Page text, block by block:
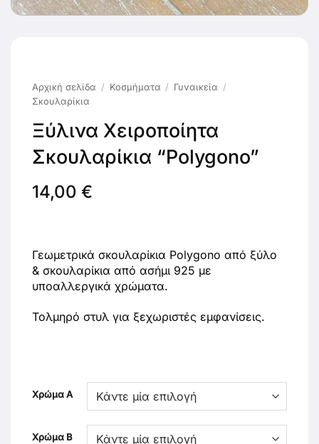
Αρχική σελίδα / Κοσμήματα / Γυναικεία /
Σκουλαρίκια
Ξύλινα Χειροποίητα
Σκουλαρίκια “Polygono”
14,00 €
Γεωμετρικά σκουλαρίκια Polygono από ξύλο
& σκουλαρίκια από ασήμι 925 με
υποαλλεργικά χρώματα.
Τολμηρό στυλ για ξεχωριστές εμφανίσεις.
Χρώμα Α
Χρώμα Β